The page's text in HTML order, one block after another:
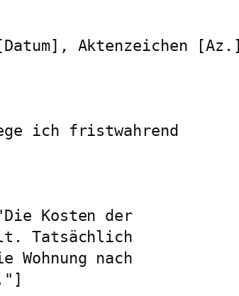
Aktenzeichen [Az.]
ich fristwahrend
Kosten der
Tatsächlich
nach